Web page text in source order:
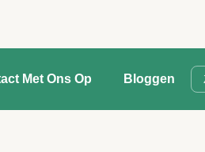
Met Ons Op Bloggen